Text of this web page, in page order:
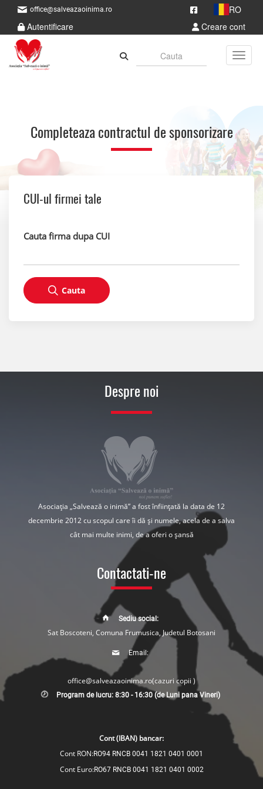
office@salveazaoinima.ro
RO
Autentificare
Creare cont
Completeaza contractul de sponsorizare
CUI-ul firmei tale
Cauta firma dupa CUI
Cauta
Despre noi
Asociația „Salvează o inimă” a fost înființată la data de 12
decembrie 2012 cu scopul care îi dă și numele, acela de a salva
cât mai multe inimi, de a oferi o șansă
Contactati-ne
Sediu social:
Sat Boscoteni, Comuna Frumusica, Judetul Botosani
Email:
office@salveazaoinima.ro(cazuri copii )
Program de lucru: 8:30 - 16:30 (de Luni pana Vineri)
Cont (IBAN) bancar:
Cont RON:RO94 RNCB 0041 1821 0401 0001
Cont Euro:RO67 RNCB 0041 1821 0401 0002